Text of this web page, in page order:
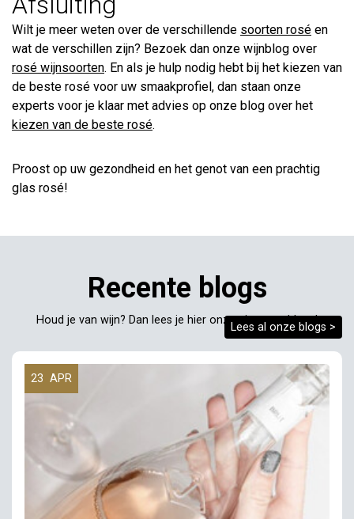
Wilt je meer weten over de verschillende soorten rosé en
wat de verschillen zijn? Bezoek dan onze wijnblog over
rosé wijnsoorten. En als je hulp nodig hebt bij het kiezen van
de beste rosé voor uw smaakprofiel, dan staan onze
experts voor je klaar met advies op onze blog over het
kiezen van de beste rosé.
Proost op uw gezondheid en het genot van een prachtig
glas rosé!
Recente blogs
Houd je van wijn? Dan lees je hier onze nieuwste blogs!
Lees al onze blogs >
23 APR